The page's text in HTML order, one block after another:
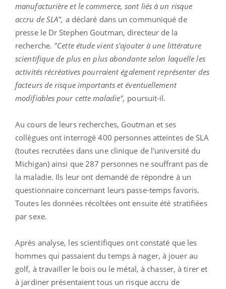
manufacturière et le commerce, sont liés à un risque
accru de SLA", a déclaré dans un communiqué de
presse le Dr Stephen Goutman, directeur de la
recherche. "Cette étude vient s'ajouter à une littérature
scientifique de plus en plus abondante selon laquelle les
activités récréatives pourraient également représenter des
facteurs de risque importants et éventuellement
modifiables pour cette maladie", poursuit-il.
Au cours de leurs recherches, Goutman et ses
collègues ont interrogé 400 personnes atteintes de SLA
(toutes recrutées dans une clinique de l'université du
Michigan) ainsi que 287 personnes ne souffrant pas de
la maladie. Ils leur ont demandé de répondre à un
questionnaire concernant leurs passe-temps favoris.
Toutes les données récoltées ont ensuite été stratifiées
par sexe.
Après analyse, les scientifiques ont constaté que les
hommes qui passaient du temps à nager, à jouer au
golf, à travailler le bois ou le métal, à chasser, à tirer et
à jardiner présentaient tous un risque accru de